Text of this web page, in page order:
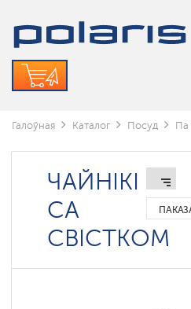
Галоўная Каталог Посуд Па
ЧАЙНІКІ
СА
СВІСТКОМ
посуду
Патэльні
Каструлі
са
Гейзерные
кофеварки
Термокружки